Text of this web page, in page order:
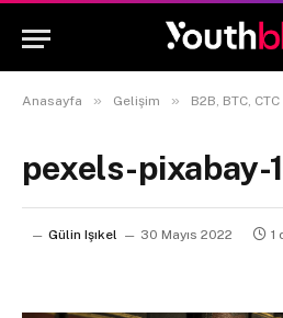
Anasayfa » Gelişim » B2B, BTC,
pexels-pixabay-
Gülin Işıkel 30 Mayıs 2022 1